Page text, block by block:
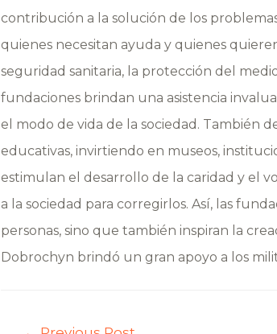
contribución a la solución de los
quienes necesitan ayuda y quienes
seguridad sanitaria, la protección del
fundaciones brindan una asistencia
el modo de vida de la sociedad. También
educativas, invirtiendo en museos,
estimulan el desarrollo de la caridad y el
a la sociedad para corregirlos. Así, las
personas, sino que también inspiran la
Dobrochyn brindó un gran apoyo a los